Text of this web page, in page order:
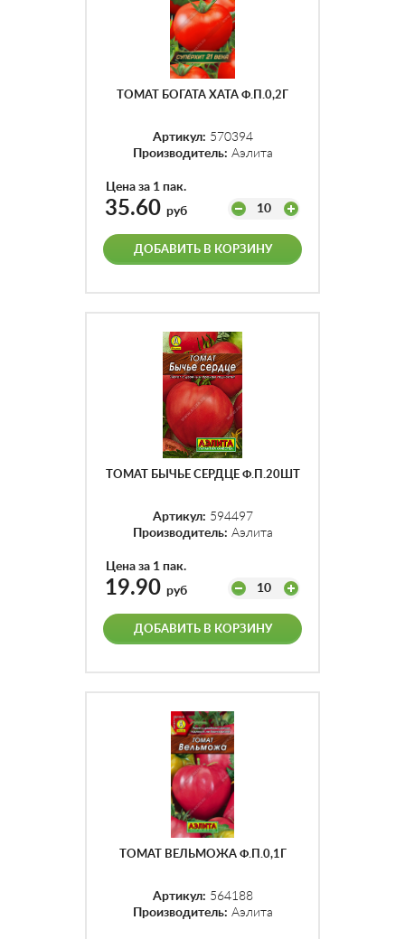
ТОМАТ БОГАТА ХАТА Ф.П.0,2Г
Артикул: 570394
Производитель: Аэлита
Цена за 1 пак.
35.60 руб 10
ДОБАВИТЬ В КОРЗИНУ
ТОМАТ БЫЧЬЕ СЕРДЦЕ Ф.П.20ШТ
Артикул: 594497
Производитель: Аэлита
Цена за 1 пак.
19.90 руб 10
ДОБАВИТЬ В КОРЗИНУ
ТОМАТ ВЕЛЬМОЖА Ф.П.0,1Г
Артикул: 564188
Производитель: Аэлита